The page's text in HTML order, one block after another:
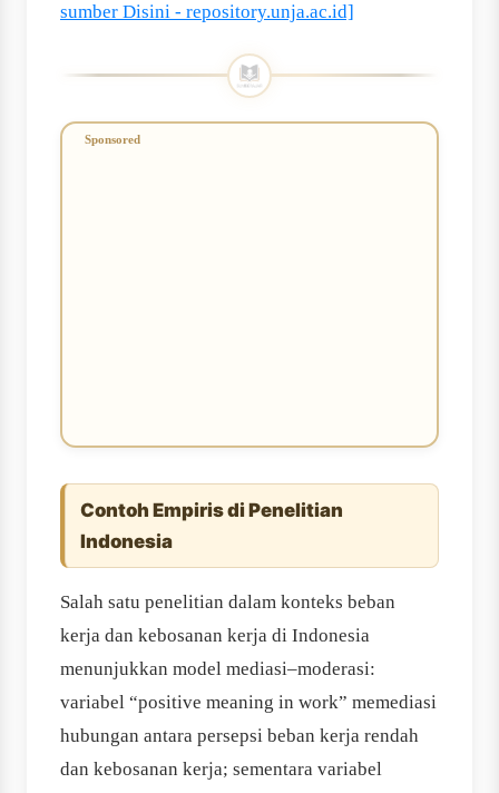
sumber Disini - repository.unja.ac.id]
Contoh Empiris di Penelitian
Indonesia
Salah satu penelitian dalam konteks beban
kerja dan kebosanan kerja di Indonesia
menunjukkan model mediasi–moderasi:
variabel “positive meaning in work” memediasi
hubungan antara persepsi beban kerja rendah
dan kebosanan kerja; sementara variabel